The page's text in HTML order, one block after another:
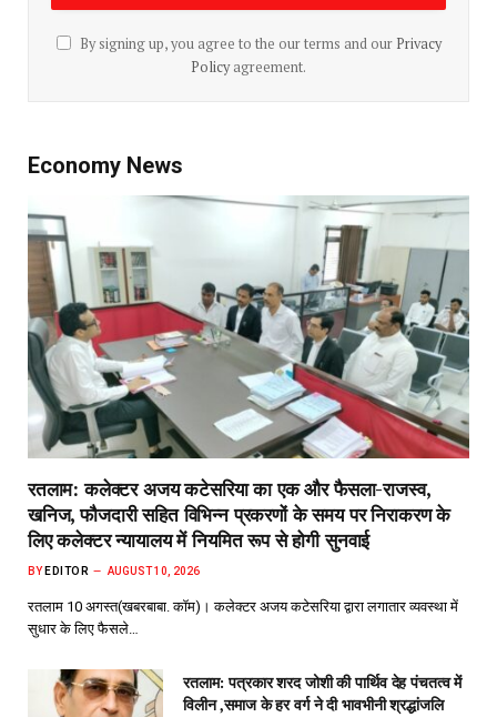
By signing up, you agree to the our terms and our Privacy
Policyagreement.
Economy News
रतलाम: कलेक्टर अजय कटेसरिया का एक और फैसला-राजस्व,
खनिज, फौजदारी सहित विभिन्न प्रकरणों के समय पर निराकरण के
लिए कलेक्टर न्यायालय में नियमित रूप से होगी सुनवाई
BY EDITOR AUGUST 10, 2026
रतलाम 10 अगस्त(खबरबाबा. कॉम)। कलेक्टर अजय कटेसरिया द्वारा लगातार व्यवस्था में
सुधार के लिए फैसले…
रतलाम: पत्रकार शरद जोशी की पार्थिव देह पंचतत्व में
विलीन ,समाज के हर वर्ग ने दी भावभीनी श्रद्धांजलि